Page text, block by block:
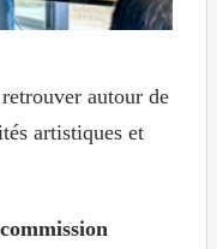
autour de
artistiques et